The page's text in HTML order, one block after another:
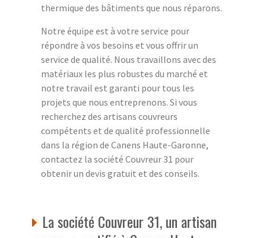
thermique des bâtiments que nous réparons.
Notre équipe est à votre service pour
répondre à vos besoins et vous offrir un
service de qualité. Nous travaillons avec des
matériaux les plus robustes du marché et
notre travail est garanti pour tous les
projets que nous entreprenons. Si vous
recherchez des artisans couvreurs
compétents et de qualité professionnelle
dans la région de Canens Haute-Garonne,
contactez la société Couvreur 31 pour
obtenir un devis gratuit et des conseils.
La société Couvreur 31, un artisan